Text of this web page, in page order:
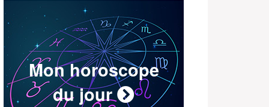
Mon horoscope
du jour